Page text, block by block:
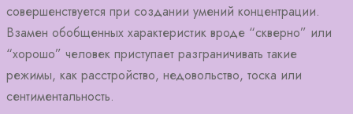
совершенствуется при создании умений концентрации.
Взамен обобщенных характеристик вроде “скверно” или
“хорошо” человек приступает разграничивать такие
режимы, как расстройство, недовольство, тоска или
сентиментальность.